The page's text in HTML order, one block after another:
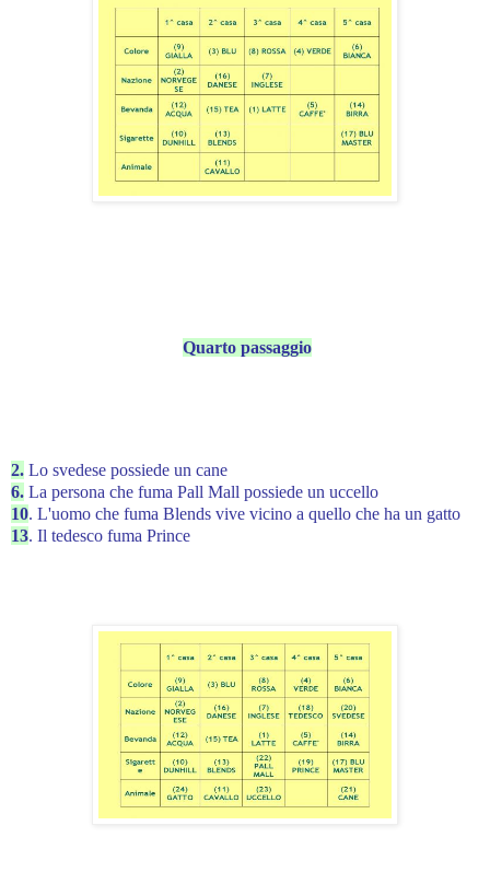
Quarto passaggio
2. Lo svedese possiede un cane
6. La persona che fuma Pall Mall possiede un uccello
10. L'uomo che fuma Blends vive vicino a quello che ha un gatto
13. Il tedesco fuma Prince